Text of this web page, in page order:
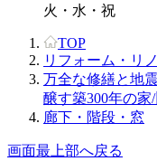
火・水・祝
TOP
リフォーム・リ
万全な修繕と地
醸す築300年の
廊下・階段・窓
画面最上部へ戻る